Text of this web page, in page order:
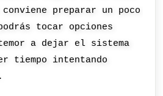
preparar un poco
tocar opciones
a dejar el sistema
tiempo intentando